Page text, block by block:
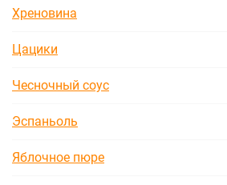
Хреновина
Цацики
Чесночный соус
Эспаньоль
Яблочное пюре